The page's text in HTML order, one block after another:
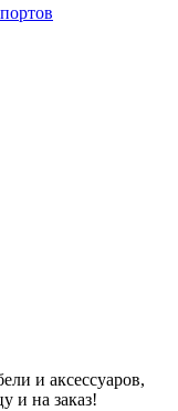
и аксессуаров,
и на заказ!